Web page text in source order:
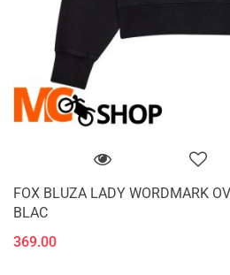
FOX BLUZA LADY WORDMARK
BLAC
369.00